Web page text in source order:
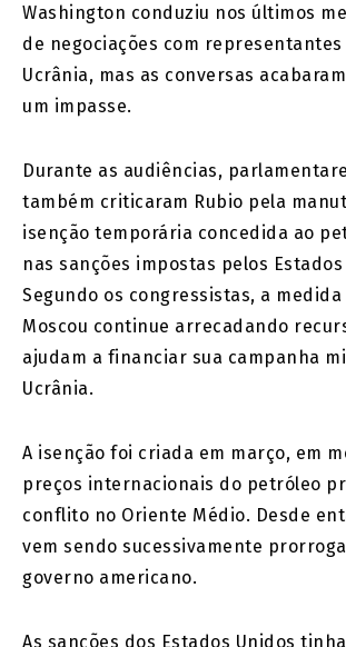
Washington conduziu nos últimos
de negociações com representantes
Ucrânia, mas as conversas
um impasse.
Durante as audiências,
também criticaram Rubio pela
isenção temporária concedida ao
nas sanções impostas pelos Estados
Segundo os congressistas, a
Moscou continue arrecadando
ajudam a financiar sua campanha
Ucrânia.
A isenção foi criada em março, em
preços internacionais do petróleo
conflito no Oriente Médio. Desde
vem sendo sucessivamente
governo americano.
As sanções dos Estados Unidos